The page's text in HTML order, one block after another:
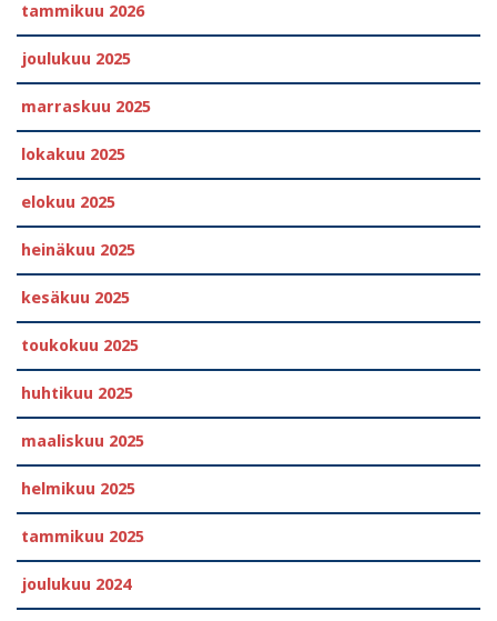
tammikuu 2026
joulukuu 2025
marraskuu 2025
lokakuu 2025
elokuu 2025
heinäkuu 2025
kesäkuu 2025
toukokuu 2025
huhtikuu 2025
maaliskuu 2025
helmikuu 2025
tammikuu 2025
joulukuu 2024